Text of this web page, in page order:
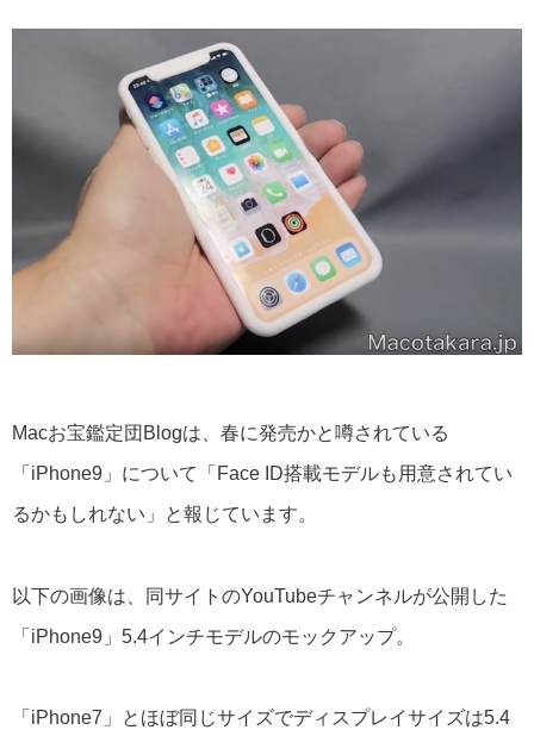
Macお宝鑑定団Blogは、春に発売かと噂されている
「iPhone9」について「Face ID搭載モデルも用意されてい
るかもしれない」と報じています。
以下の画像は、同サイトのYouTubeチャンネルが公開した
「iPhone9」5.4インチモデルのモックアップ。
「iPhone7」とほぼ同じサイズでディスプレイサイズは5.4